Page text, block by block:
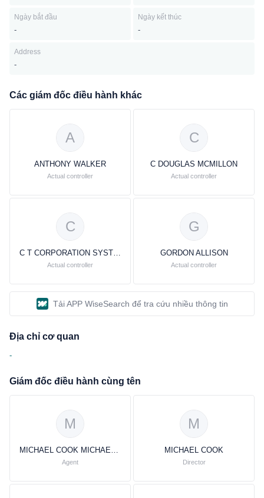
Ngày bắt đầu
-
Ngày kết thúc
-
Address
-
Các giám đốc điều hành khác
A
ANTHONY WALKER
Actual controller
C
C DOUGLAS MCMILLON
Actual controller
C
C T CORPORATION SYSTEM
Actual controller
G
GORDON ALLISON
Actual controller
Tải APP WiseSearch để tra cứu nhiều thông tin
Địa chỉ cơ quan
-
Giám đốc điều hành cùng tên
M
MICHAEL COOK MICHAEL COOK
Agent
M
MICHAEL COOK
Director